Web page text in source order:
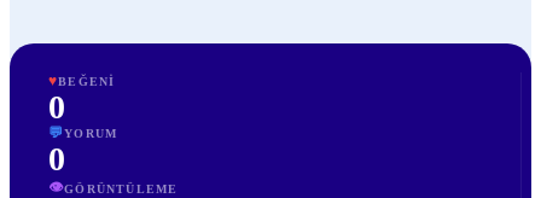
♥BEĞENI
0
💬YORUM
0
👁GÖRÜNTÜLEME